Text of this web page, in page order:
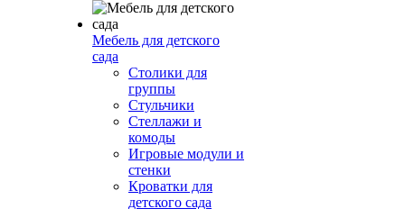
Мебель для детского
сада
Столики для
группы
Стульчики
Стеллажи и
комоды
Игровые модули и
стенки
Кроватки для
детского сада